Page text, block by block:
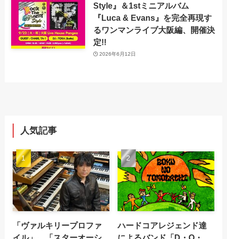
Style』＆1stミニアルバム
『Luca & Evans』を完全再現す
るワンマンライブ大阪編、開催決
定!!
2026年6月12日
人気記事
「ヴァルキリープロファ
ハードコアレジェンド達